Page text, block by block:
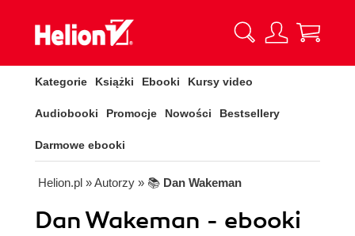
Kategorie Książki Ebooki Kursy video
Audiobooki Promocje Nowości Bestsellery
Darmowe ebooki
Helion.pl » Autorzy » 📚 Dan Wakeman
Dan Wakeman - ebooki